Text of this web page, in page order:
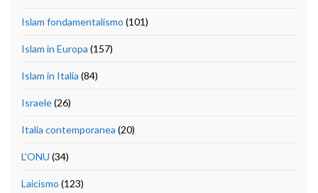
Islam fondamentalismo (101)
Islam in Europa (157)
Islam in Italia (84)
Israele(26)
Italia contemporanea (20)
L'ONU (34)
Laicismo (123)